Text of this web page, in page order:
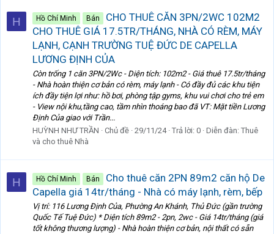
H Hồ Chí Minh Bán
CHO THUÊ CĂN 3PN/2WC 102M2
CHO THUÊ GIÁ 17.5TR/THÁNG, NHÀ CÓ RÈM, MÁY
LẠNH, CẠNH TRƯỜNG TUỆ ĐỨC DE CAPELLA
LƯƠNG ĐỊNH CỦA
Còn trống 1 căn 3PN/2Wc - Diện tích: 102m2 - Giá thuê 17.5tr/tháng
- Nhà hoàn thiện cơ bản có rèm, máy lạnh - Có đầy đủ các khu tiện
ích đầy tiện lợi như: hồ bơi, phòng tập gyms, khu vui chơi cho trẻ em
- View nội khu,tầng cao, tầm nhìn thoáng bao đã VT: Mặt tiền Lương
Định Của giao với Trần...
HUỲNH NHƯ TRẦN
Chủ đề 29/11/24 Trả lời: 0 Diễn đàn: Thuê
và cho thuê Nhà
H Hồ Chí Minh Bán
Cho thuê căn 2PN 89m2 căn hộ De
Capella giá 14tr/tháng - Nhà có máy lạnh, rèm, bếp
Vị trí: 116 Lương Định Của, Phường An Khánh, Thủ Đức (gần trường
Quốc Tế Tuệ Đức) * Diện tích 89m2 - 2pn, 2wc - Giá 14tr/tháng (giá
tốt không thương lượng) - Nhà hoàn thiện cơ bản, nội thất có sẵn